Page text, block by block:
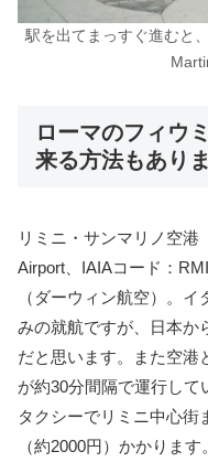
駅を出てまっすぐ進むと
ローマのフィウ
来る方法もありま
リミニ・サンマリノ空港
Airport、IAIAコード：
（ダーウィン航空）。
みの就航ですが、日本か
だと思います。また空港
が約30分間隔で運行して
タクシーでリミニ中心街
（約2000円）かかります。